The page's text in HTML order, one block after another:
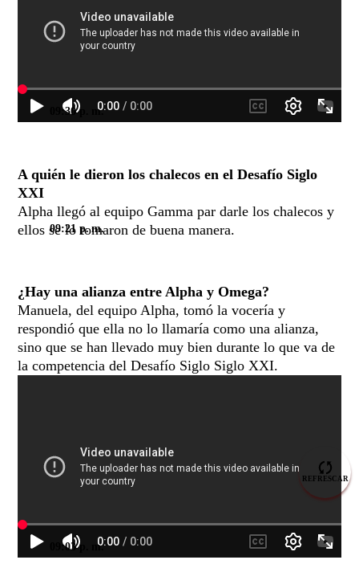
REFRESCAR
09:30 p. m.
A quién le dieron los chalecos en el Desafío Siglo
XXI
Alpha llegó al equipo Gamma par darle los chalecos y
ellos se lo tomaron de buena manera.
09:21 p. m.
¿Hay una alianza entre Alpha y Omega?
Manuela, del equipo Alpha, tomó la vocería y
respondió que ella no lo llamaría como una alianza,
sino que se han llevado muy bien durante lo que va de
la competencia del Desafío Siglo Siglo XXI.
09:03 p. m.